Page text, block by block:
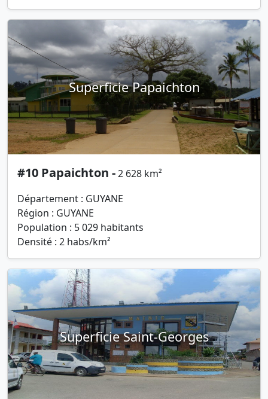
Superficie Papaichton
#10 Papaichton -2 628 km²
Département : GUYANE
Région : GUYANE
Population : 5 029 habitants
Densité : 2 habs/km²
Superficie Saint-Georges